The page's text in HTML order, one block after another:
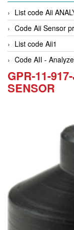
List code Aii
Code Aii Sensor
List code Aii1
Code AII -
GPR-11-
SENSOR